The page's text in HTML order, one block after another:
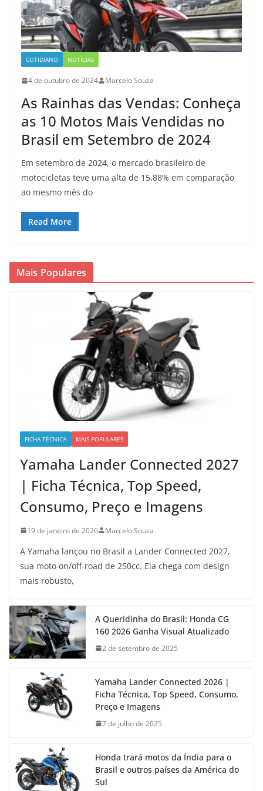
COTIDIANO NOTÍCIAS
4 de outubro de 2024 Marcelo Souza
As Rainhas das Vendas: Conheça
as 10 Motos Mais Vendidas no
Brasil em Setembro de 2024
Em setembro de 2024, o mercado brasileiro de
motocicletas teve uma alta de 15,88% em comparação
ao mesmo mês do
Read More
Mais Populares
FICHA TÉCNICA MAIS POPULARES
Yamaha Lander Connected 2027
| Ficha Técnica, Top Speed,
Consumo, Preço e Imagens
19 de janeiro de 2026 Marcelo Souza
A Yamaha lançou no Brasil a Lander Connected 2027,
sua moto on/off-road de 250cc. Ela chega com design
mais robusto,
A Queridinha do Brasil: Honda CG
160 2026 Ganha Visual Atualizado
2 de setembro de 2025
Yamaha Lander Connected 2026 |
Ficha Técnica, Top Speed, Consumo,
Preço e Imagens
7 de julho de 2025
Honda trará motos da Índia para o
Brasil e outros países da América do
Sul